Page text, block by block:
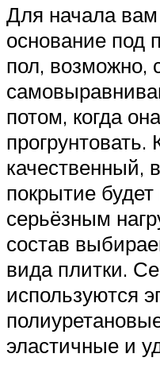
Для начала вам
основание под
пол, возможно,
потом, когда
качественный,
покрытие будет
серьёзным
состав
вида плитки.
используются
эластичные и